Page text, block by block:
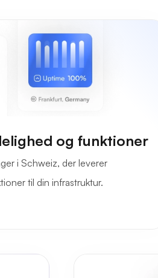
og funktioner
i Schweiz, der leverer
til din infrastruktur.